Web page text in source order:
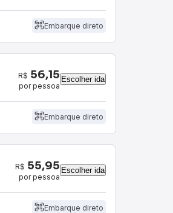
Embarque direto
R$ 56,15
por pessoa
Escolher ida
Embarque direto
R$ 55,95
por pessoa
Escolher ida
Embarque direto